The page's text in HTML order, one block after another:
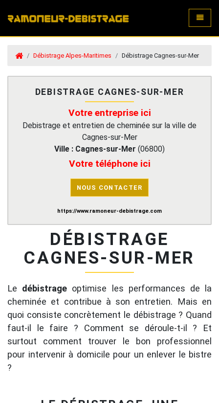
Débistrage Alpes-Maritimes Débistrage Cagnes-sur-Mer
DEBISTRAGE CAGNES-SUR-MER
Votre entreprise ici
Debistrage et entretien de cheminée sur la ville de
Cagnes-sur-Mer
Ville : Cagnes-sur-Mer (06800)
Votre téléphone ici
NOUS CONTACTER
https://www.ramoneur-debistrage.com
DÉBISTRAGE
CAGNES-SUR-MER
Le débistrage optimise les performances de la
cheminée et contribue à son entretien. Mais en
quoi consiste concrètement le débistrage ? Quand
faut-il le faire ? Comment se déroule-t-il ? Et
surtout comment trouver le bon professionnel
pour intervenir à domicile pour un enlever le bistre
?